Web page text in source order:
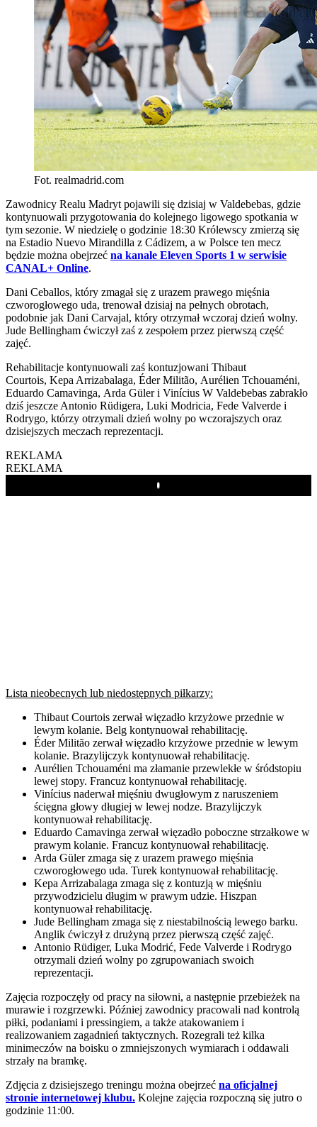
Fot. realmadrid.com
Zawodnicy Realu Madryt pojawili się dzisiaj w Valdebebas, gdzie
kontynuowali przygotowania do kolejnego ligowego spotkania w
tym sezonie. W niedzielę o godzinie 18:30 Królewscy zmierzą się
na Estadio Nuevo Mirandilla z Cádizem, a w Polsce ten mecz
będzie można obejrzeć na kanale Eleven Sports 1 w serwisie
CANAL+ Online.
Dani Ceballos, który zmagał się z urazem prawego mięśnia
czworogłowego uda, trenował dzisiaj na pełnych obrotach,
podobnie jak Dani Carvajal, który otrzymał wczoraj dzień wolny.
Jude Bellingham ćwiczył zaś z zespołem przez pierwszą część
zajęć.
Rehabilitacje kontynuowali zaś kontuzjowani Thibaut
Courtois, Kepa Arrizabalaga, Éder Militão, Aurélien Tchouaméni,
Eduardo Camavinga, Arda Güler i Vinícius W Valdebebas zabrakło
dziś jeszcze Antonio Rüdigera, Luki Modricia, Fede Valverde i
Rodrygo, którzy otrzymali dzień wolny po wczorajszych oraz
dzisiejszych meczach reprezentacji.
REKLAMA
REKLAMA
Play
Lista nieobecnych lub niedostępnych piłkarzy:
Thibaut Courtois zerwał więzadło krzyżowe przednie w
lewym kolanie. Belg kontynuował rehabilitację.
Éder Militão zerwał więzadło krzyżowe przednie w lewym
kolanie. Brazylijczyk kontynuował rehabilitację.
Aurélien Tchouaméni ma złamanie przewlekłe w śródstopiu
lewej stopy. Francuz kontynuował rehabilitację.
Vinícius naderwał mięśniu dwugłowym z naruszeniem
ścięgna głowy długiej w lewej nodze. Brazylijczyk
kontynuował rehabilitację.
Eduardo Camavinga zerwał więzadło poboczne strzałkowe w
prawym kolanie. Francuz kontynuował rehabilitację.
Arda Güler zmaga się z urazem prawego mięśnia
czworogłowego uda. Turek kontynuował rehabilitację.
Kepa Arrizabalaga zmaga się z kontuzją w mięśniu
przywodzicielu długim w prawym udzie. Hiszpan
kontynuował rehabilitację.
Jude Bellingham zmaga się z niestabilnością lewego barku.
Anglik ćwiczył z drużyną przez pierwszą część zajęć.
Antonio Rüdiger, Luka Modrić, Fede Valverde i Rodrygo
otrzymali dzień wolny po zgrupowaniach swoich
reprezentacji.
Zajęcia rozpoczęły od pracy na siłowni, a następnie przebieżek na
murawie i rozgrzewki. Później zawodnicy pracowali nad kontrolą
piłki, podaniami i pressingiem, a także atakowaniem i
realizowaniem zagadnień taktycznych. Rozegrali też kilka
minimeczów na boisku o zmniejszonych wymiarach i oddawali
strzały na bramkę.
Zdjęcia z dzisiejszego treningu można obejrzeć na oficjalnej
stronie internetowej klubu. Kolejne zajęcia rozpoczną się jutro o
godzinie 11:00.